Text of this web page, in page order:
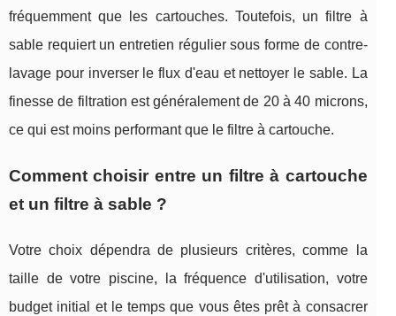
fréquemment que les cartouches. Toutefois, un filtre à
sable requiert un entretien régulier sous forme de contre-
lavage pour inverser le flux d'eau et nettoyer le sable. La
finesse de filtration est généralement de 20 à 40 microns,
ce qui est moins performant que le filtre à cartouche.
Comment choisir entre un filtre à cartouche
et un filtre à sable ?
Votre choix dépendra de plusieurs critères, comme la
taille de votre piscine, la fréquence d'utilisation, votre
budget initial et le temps que vous êtes prêt à consacrer